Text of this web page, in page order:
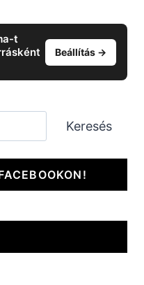
t
Beállítás →
Keresés